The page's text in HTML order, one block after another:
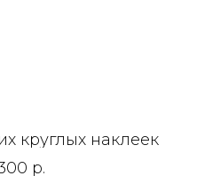
круглых наклеек
р.